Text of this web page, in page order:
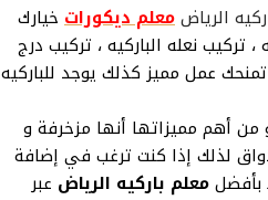
الرياضمعلم ديكورات خيارك
تركيب نعله الباركيه ، تركيب درج
تمنحك عمل مميز كذلك يوجد للباركيه
من أهم مميزاتها أنها مزخرفة و
لذلك إذا كنت ترغب في إضافة
بأفضلمعلم باركيه الرياض عبر